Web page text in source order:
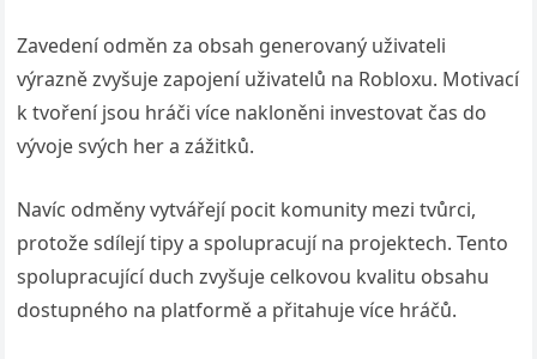
Zavedení odměn za obsah generovaný uživateli
výrazně zvyšuje zapojení uživatelů na Robloxu. Motivací
k tvoření jsou hráči více nakloněni investovat čas do
vývoje svých her a zážitků.
Navíc odměny vytvářejí pocit komunity mezi tvůrci,
protože sdílejí tipy a spolupracují na projektech. Tento
spolupracující duch zvyšuje celkovou kvalitu obsahu
dostupného na platformě a přitahuje více hráčů.